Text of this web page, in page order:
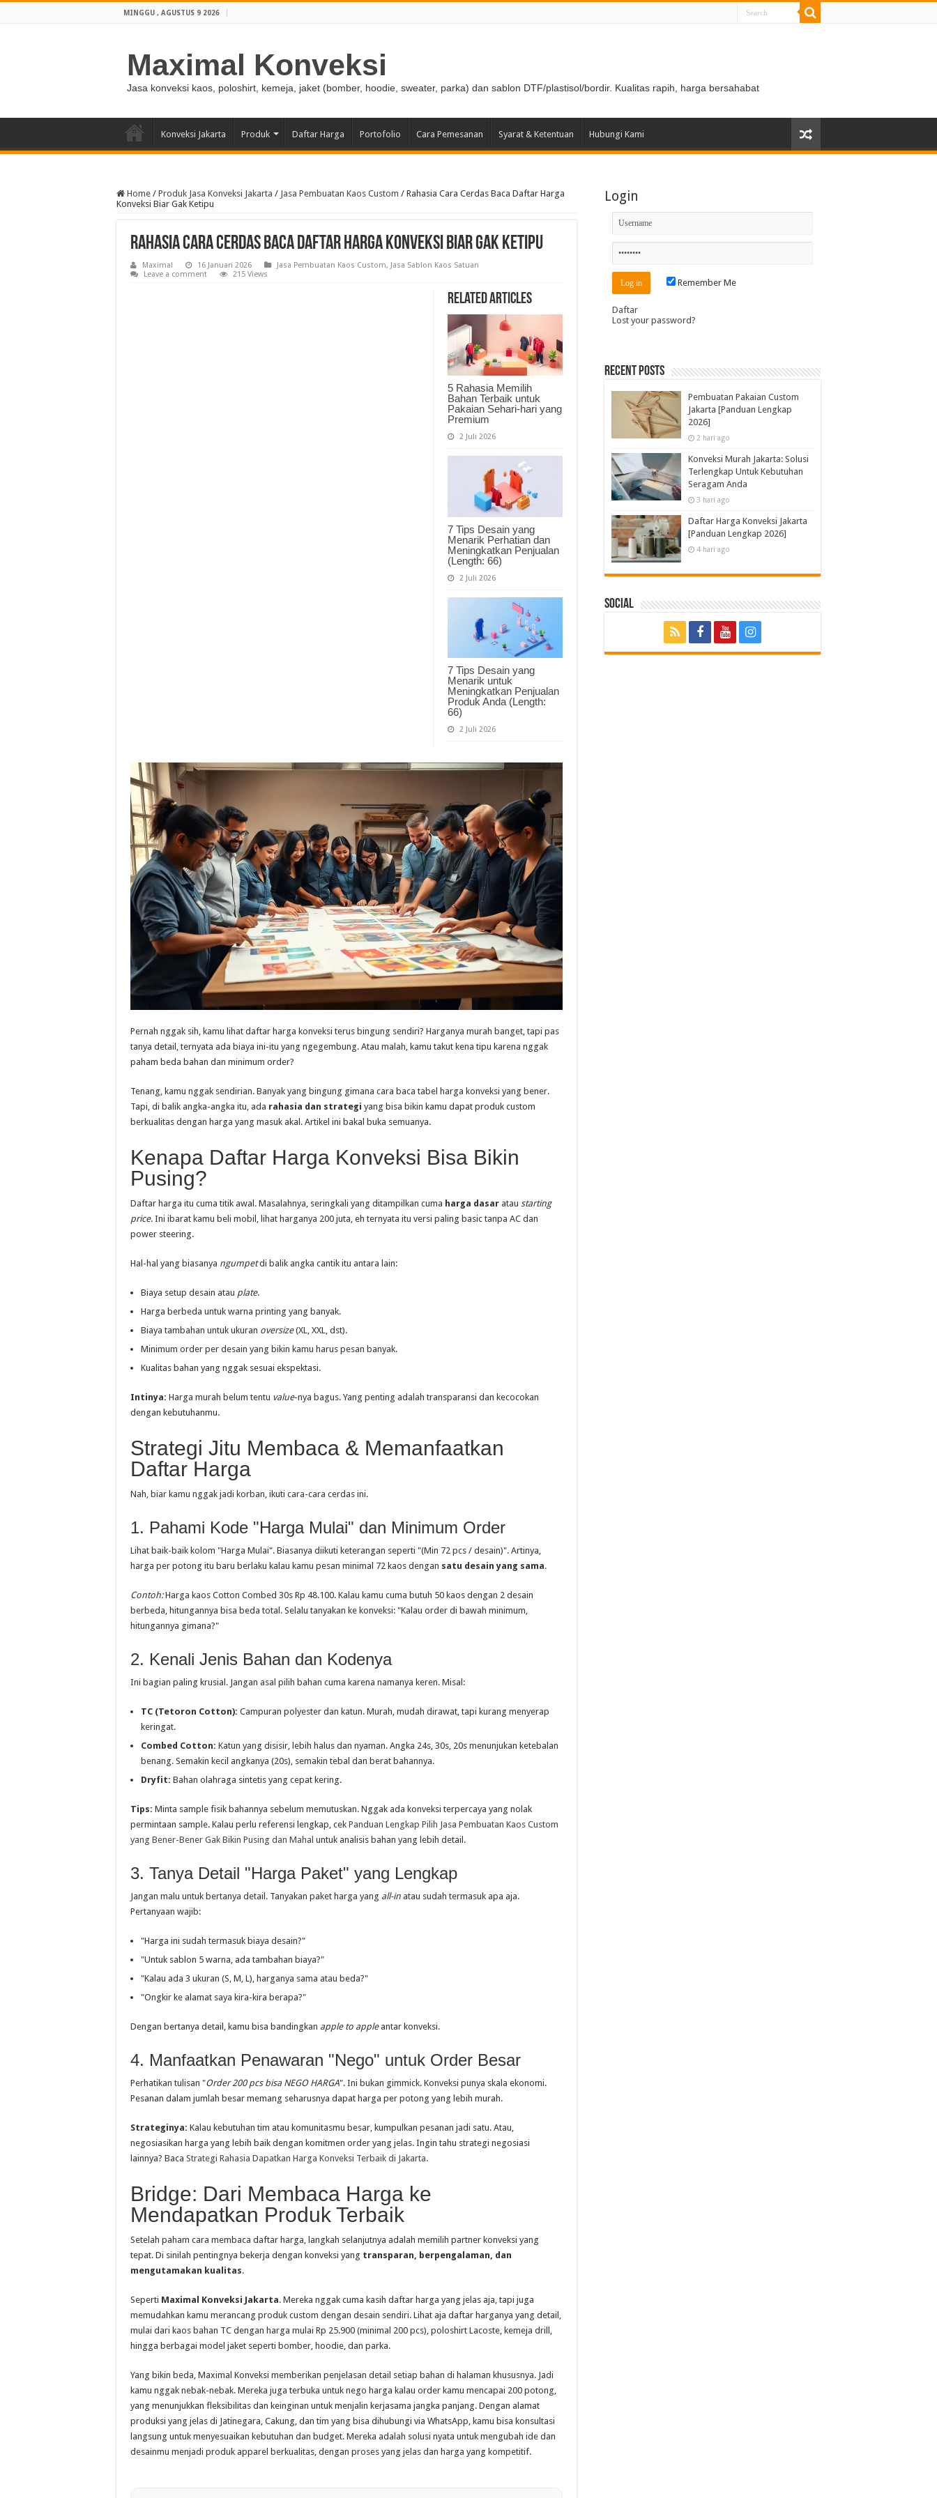
MINGGU , AGUSTUS 9 2026
Maximal Konveksi
Jasa konveksi kaos, poloshirt, kemeja, jaket (bomber, hoodie, sweater, parka) dan sablon DTF/plastisol/bordir. Kualitas rapih, harga bersahabat
Konveksi Jakarta Produk Daftar Harga Portofolio Cara Pemesanan Syarat & Ketentuan Hubungi Kami
Home / Produk Jasa Konveksi Jakarta / Jasa Pembuatan Kaos Custom / Rahasia Cara Cerdas Baca Daftar Harga
Konveksi Biar Gak Ketipu
Rahasia Cara Cerdas Baca Daftar Harga Konveksi Biar Gak Ketipu
Maximal 16 Januari 2026 Jasa Pembuatan Kaos Custom, Jasa Sablon Kaos Satuan
Leave a comment
215 Views
Related Articles
5 Rahasia Memilih
Bahan Terbaik untuk
Pakaian Sehari-hari yang
Premium
2 Juli 2026
7 Tips Desain yang
Menarik Perhatian dan
Meningkatkan Penjualan
(Length: 66)
2 Juli 2026
7 Tips Desain yang
Menarik untuk
Meningkatkan Penjualan
Produk Anda (Length:
66)
2 Juli 2026
Pernah nggak sih, kamu lihat daftar harga konveksi terus bingung sendiri? Harganya murah banget, tapi pas
tanya detail, ternyata ada biaya ini-itu yang ngegembung. Atau malah, kamu takut kena tipu karena nggak
paham beda bahan dan minimum order?
Tenang, kamu nggak sendirian. Banyak yang bingung gimana cara baca tabel harga konveksi yang bener.
Tapi, di balik angka-angka itu, ada rahasia dan strategi yang bisa bikin kamu dapat produk custom
berkualitas dengan harga yang masuk akal. Artikel ini bakal buka semuanya.
Kenapa Daftar Harga Konveksi Bisa Bikin
Pusing?
Daftar harga itu cuma titik awal. Masalahnya, seringkali yang ditampilkan cuma harga dasar atau starting
price. Ini ibarat kamu beli mobil, lihat harganya 200 juta, eh ternyata itu versi paling basic tanpa AC dan
power steering.
Hal-hal yang biasanya ngumpetdi balik angka cantik itu antara lain:
Biaya setup desain atau plate.
Harga berbeda untuk warna printing yang banyak.
Biaya tambahan untuk ukuran oversize(XL, XXL, dst).
Minimum order per desain yang bikin kamu harus pesan banyak.
Kualitas bahan yang nggak sesuai ekspektasi.
Intinya: Harga murah belum tentu value-nya bagus. Yang penting adalah transparansi dan kecocokan
dengan kebutuhanmu.
Strategi Jitu Membaca & Memanfaatkan
Daftar Harga
Nah, biar kamu nggak jadi korban, ikuti cara-cara cerdas ini.
1. Pahami Kode "Harga Mulai" dan Minimum Order
Lihat baik-baik kolom "Harga Mulai". Biasanya diikuti keterangan seperti "(Min 72 pcs / desain)". Artinya,
harga per potong itu baru berlaku kalau kamu pesan minimal 72 kaos dengan satu desain yang sama.
Contoh:Harga kaos Cotton Combed 30s Rp 48.100. Kalau kamu cuma butuh 50 kaos dengan 2 desain
berbeda, hitungannya bisa beda total. Selalu tanyakan ke konveksi: "Kalau order di bawah minimum,
hitungannya gimana?"
2. Kenali Jenis Bahan dan Kodenya
Ini bagian paling krusial. Jangan asal pilih bahan cuma karena namanya keren. Misal:
TC (Tetoron Cotton): Campuran polyester dan katun. Murah, mudah dirawat, tapi kurang menyerap
keringat.
Combed Cotton: Katun yang disisir, lebih halus dan nyaman. Angka 24s, 30s, 20s menunjukan ketebalan
benang. Semakin kecil angkanya (20s), semakin tebal dan berat bahannya.
Dryfit: Bahan olahraga sintetis yang cepat kering.
Tips: Minta sample fisik bahannya sebelum memutuskan. Nggak ada konveksi terpercaya yang nolak
permintaan sample. Kalau perlu referensi lengkap, cek Panduan Lengkap Pilih Jasa Pembuatan Kaos Custom
yang Bener-Bener Gak Bikin Pusing dan Mahal untuk analisis bahan yang lebih detail.
3. Tanya Detail "Harga Paket" yang Lengkap
Jangan malu untuk bertanya detail. Tanyakan paket harga yang all-in atau sudah termasuk apa aja.
Pertanyaan wajib:
"Harga ini sudah termasuk biaya desain?"
"Untuk sablon 5 warna, ada tambahan biaya?"
"Kalau ada 3 ukuran (S, M, L), harganya sama atau beda?"
"Ongkir ke alamat saya kira-kira berapa?"
Dengan bertanya detail, kamu bisa bandingkan apple to appleantar konveksi.
4. Manfaatkan Penawaran "Nego" untuk Order Besar
Perhatikan tulisan "Order 200 pcs bisa NEGO HARGA". Ini bukan gimmick. Konveksi punya skala ekonomi.
Pesanan dalam jumlah besar memang seharusnya dapat harga per potong yang lebih murah.
Strateginya: Kalau kebutuhan tim atau komunitasmu besar, kumpulkan pesanan jadi satu. Atau,
negosiasikan harga yang lebih baik dengan komitmen order yang jelas. Ingin tahu strategi negosiasi
lainnya? Baca Strategi Rahasia Dapatkan Harga Konveksi Terbaik di Jakarta.
Bridge: Dari Membaca Harga ke
Mendapatkan Produk Terbaik
Setelah paham cara membaca daftar harga, langkah selanjutnya adalah memilih partner konveksi yang
tepat. Di sinilah pentingnya bekerja dengan konveksi yang transparan, berpengalaman, dan
mengutamakan kualitas.
Seperti Maximal Konveksi Jakarta. Mereka nggak cuma kasih daftar harga yang jelas aja, tapi juga
memudahkan kamu merancang produk custom dengan desain sendiri. Lihat aja daftar harganya yang detail,
mulai dari kaos bahan TC dengan harga mulai Rp 25.900 (minimal 200 pcs), poloshirt Lacoste, kemeja drill,
hingga berbagai model jaket seperti bomber, hoodie, dan parka.
Yang bikin beda, Maximal Konveksi memberikan penjelasan detail setiap bahan di halaman khususnya. Jadi
kamu nggak nebak-nebak. Mereka juga terbuka untuk nego harga kalau order kamu mencapai 200 potong,
yang menunjukkan fleksibilitas dan keinginan untuk menjalin kerjasama jangka panjang. Dengan alamat
produksi yang jelas di Jatinegara, Cakung, dan tim yang bisa dihubungi via WhatsApp, kamu bisa konsultasi
langsung untuk menyesuaikan kebutuhan dan budget. Mereka adalah solusi nyata untuk mengubah ide dan
desainmu menjadi produk apparel berkualitas, dengan proses yang jelas dan harga yang kompetitif.
Login
Remember Me
Daftar
Lost your password?
Recent Posts
Pembuatan Pakaian Custom
Jakarta [Panduan Lengkap
2026]
2 hari ago
Konveksi Murah Jakarta: Solusi
Terlengkap Untuk Kebutuhan
Seragam Anda
3 hari ago
Daftar Harga Konveksi Jakarta
[Panduan Lengkap 2026]
4 hari ago
Social